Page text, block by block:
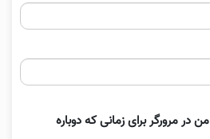
در مرورگر برای زمانی که دوباره